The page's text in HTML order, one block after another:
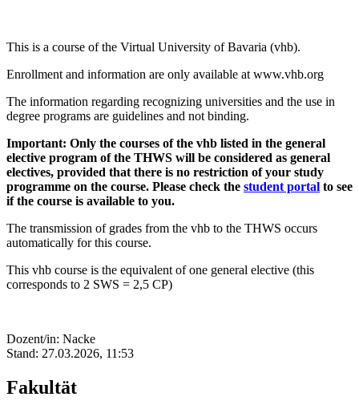
This is a course of the Virtual University of Bavaria (vhb).
Enrollment and information are only available at www.vhb.org
The information regarding recognizing universities and the use in
degree programs are guidelines and not binding.
Important: Only the courses of the vhb listed in the general
elective program of the THWS will be considered as general
electives, provided that there is no restriction of your study
programme on the course. Please check the student portal to see
if the course is available to you.
The transmission of grades from the vhb to the THWS occurs
automatically for this course.
This vhb course is the equivalent of one general elective (this
corresponds to 2 SWS = 2,5 CP)
Dozent/in: Nacke
Stand: 27.03.2026, 11:53
Fakultät